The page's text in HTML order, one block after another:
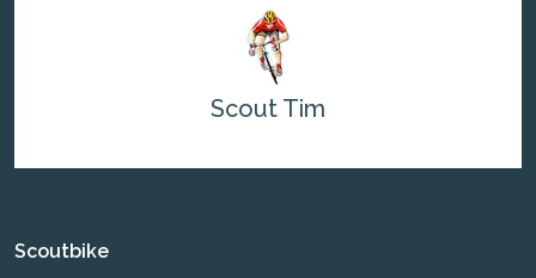
Scout Tim
Scoutbike